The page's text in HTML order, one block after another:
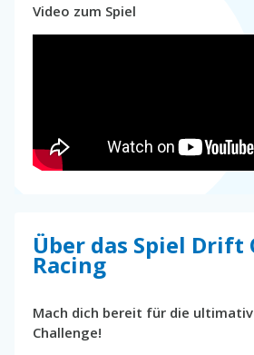
Video zum Spiel
Über das Spiel Drift
Racing
Mach dich bereit für die
Challenge!